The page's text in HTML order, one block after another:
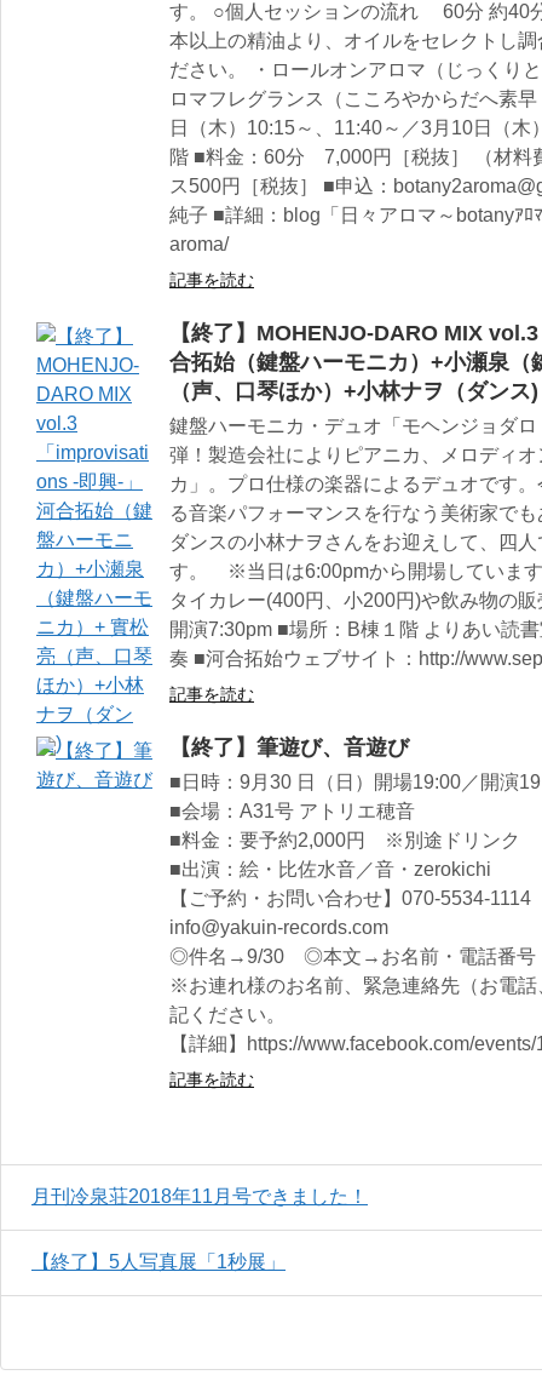
す。 ○個人セッションの流れ 60分 約40
本以上の精油より、オイルをセレクトし
ださい。 ・ロールオンアロマ（じっくり
ロマフレグランス（こころやからだへ素
日（木）10:15～、11:40～／3月10日（
階 ■料金：60分 7,000円［税抜］ （材料
ス500円［税抜］ ■申込：
純子 ■詳細：blog「日々アロマ～botanyｱﾛ
aroma/
記事を読む
【終了】MOHENJO-DARO MIX
合拓始（鍵盤ハーモニカ）+小瀬泉（
（声、口琴ほか）+小林ナヲ（ダンス)
鍵盤ハーモニカ・デュオ「モヘンジョダ
弾！製造会社によりピアニカ、メロディ
カ」。プロ仕様の楽器によるデュオです
る音楽パフォーマンスを行なう美術家で
ダンスの小林ナヲさんをお迎えして、四
す。 ※当日は6:00pmから開場していま
タイカレー(400円、小200円)や飲み物の
開演7:30pm ■場所：B棟１階 よりあい読
奏 ■河合拓始ウェブサイト：http://
記事を読む
【終了】筆遊び、音遊び
■日時：9月30 日（日）開場19:00／開演
■会場：A31号 アトリエ穂音
■料金：要予約2,000円 ※別途ドリンク
■出演：絵・比佐水音／音・zerokichi
【ご予約・お問い合わせ】070-5534-1114
info@yakuin-records.com
◎件名→9/30 ◎本文→お名前・電話番号
※お連れ様のお名前、緊急連絡先（お電
記ください。
【詳細】https://www.facebook.com/
記事を読む
月刊冷泉荘2018年11月号できました！
【終了】5人写真展「1秒展」